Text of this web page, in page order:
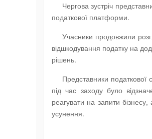
Чергова зустріч
податкової платформи.
Учасники продовжили
відшкодування податку на
рішень.
Представники
під час заходу було
реагувати на запити
усунення.